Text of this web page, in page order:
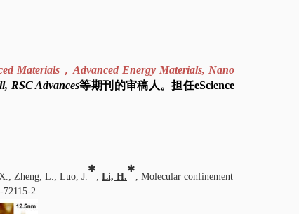
Materials ， Advanced Energy Materials, Nano
RSC Advances等期刊的审稿人。担任eScience
Zheng, L.; Luo, J.
✱
; Li, H.
✱
, Molecular confinement
2